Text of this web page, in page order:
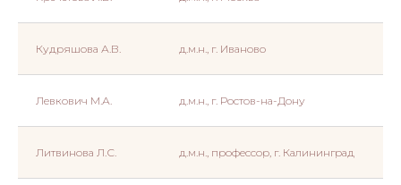
Кудряшова А.В. д.м.н., г. Иваново
Левкович М.А. д.м.н., г. Ростов-на-Дону
Литвинова Л.С. д.м.н., профессор, г. Калининград